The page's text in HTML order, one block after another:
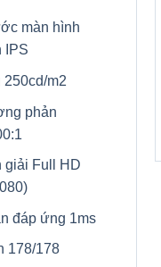
màn hình
IPS
m2
phản
giải Full HD
đáp ứng 1ms
178/178